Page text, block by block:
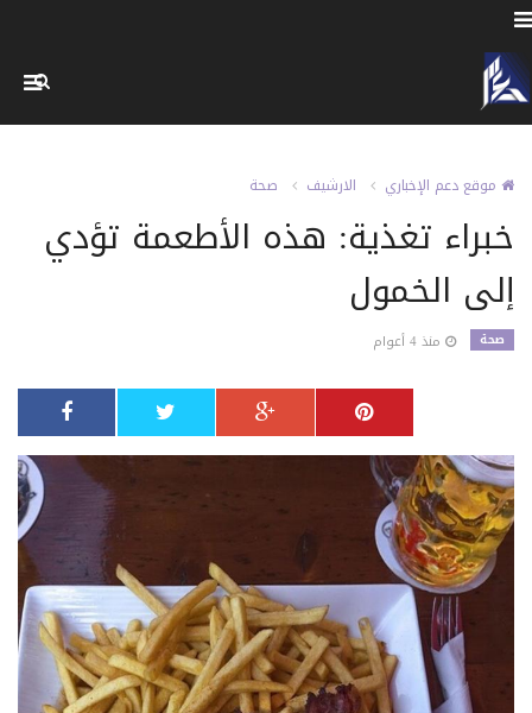
موقع دعم الإخباري الارشيف صحة
خبراء تغذية: هذه الأطعمة تؤدي
إلى الخمول
صحة منذ 4 أعوام